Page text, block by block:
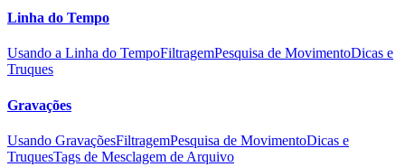
Linha do Tempo
Usando a Linha do TempoFiltragemPesquisa de MovimentoDicas e
Truques
Gravações
Usando GravaçõesFiltragemPesquisa de MovimentoDicas e
TruquesTags de Mesclagem de Arquivo